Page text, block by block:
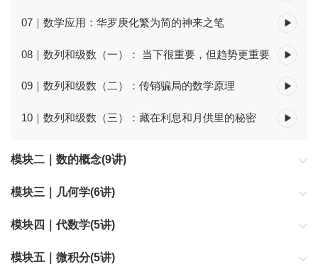
07｜数学应用：华罗庚化繁为简的神来之笔
08｜数列和级数（一）： 当下很重要，但趋势更重要
09｜数列和级数（二）：传销骗局的数学原理
10｜数列和级数（三）：藏在利息和月供里的秘密
模块二｜数的概念(9讲)
从具体到抽象，从有限到无穷，人类如何一步一步拓展对数的认
知？
模块三｜几何学(6讲)
一切学科体系，都必须源自公理和逻辑。
模块四｜代数学(5讲)
人类学会用把具体的单个问题，抽象转化成类型问题。
模块五｜微积分(5讲)